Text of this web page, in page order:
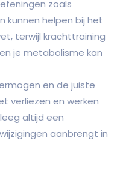
zoals
kunnen helpen bij het
terwijl krachttraining
je metabolisme kan
en de juiste
verliezen en werken
altijd een
aanbrengt in